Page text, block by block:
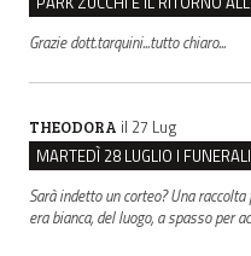
Grazie dott.tarquini...tutto chiaro...
THEODORA il 27 Lug
Sarà indetto un corteo? Una
era bianca, del luogo, a spasso per